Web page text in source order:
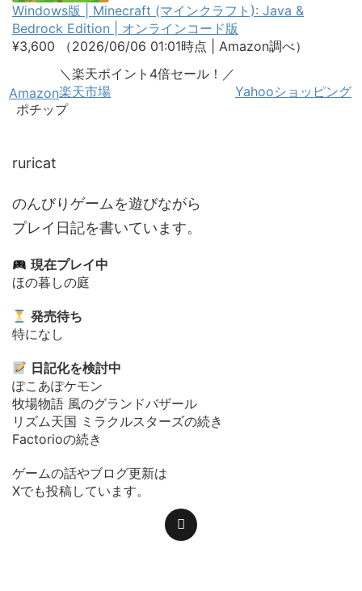
Windows版 | Minecraft (マインクラフト): Java &
Bedrock Edition | オンラインコード版
¥3,600
（2026/06/06 01:01時点 | Amazon調べ）
Amazon
＼楽天ポイント4倍セール！／
楽天市場
Yahooショッピング
ポチップ
ruricat
のんびりゲームを遊びながら
プレイ日記を書いています。
現在プレイ中
ほの暮しの庭
発売待ち
特になし
日記化を検討中
ぽこあぽケモン
牧場物語 風のグランドバザール
リズム天国 ミラクルスターズの続き
Factorioの続き
ゲームの話やブログ更新は
Xでも投稿しています。